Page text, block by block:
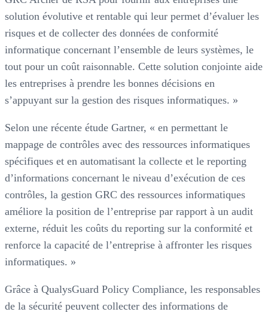
solution évolutive et rentable qui leur permet d’évaluer les
risques et de collecter des données de conformité
informatique concernant l’ensemble de leurs systèmes, le
tout pour un coût raisonnable. Cette solution conjointe aide
les entreprises à prendre les bonnes décisions en
s’appuyant sur la gestion des risques informatiques. »
Selon une récente étude Gartner, « en permettant le
mappage de contrôles avec des ressources informatiques
spécifiques et en automatisant la collecte et le reporting
d’informations concernant le niveau d’exécution de ces
contrôles, la gestion GRC des ressources informatiques
améliore la position de l’entreprise par rapport à un audit
externe, réduit les coûts du reporting sur la conformité et
renforce la capacité de l’entreprise à affronter les risques
informatiques. »
Grâce à QualysGuard Policy Compliance, les responsables
de la sécurité peuvent collecter des informations de